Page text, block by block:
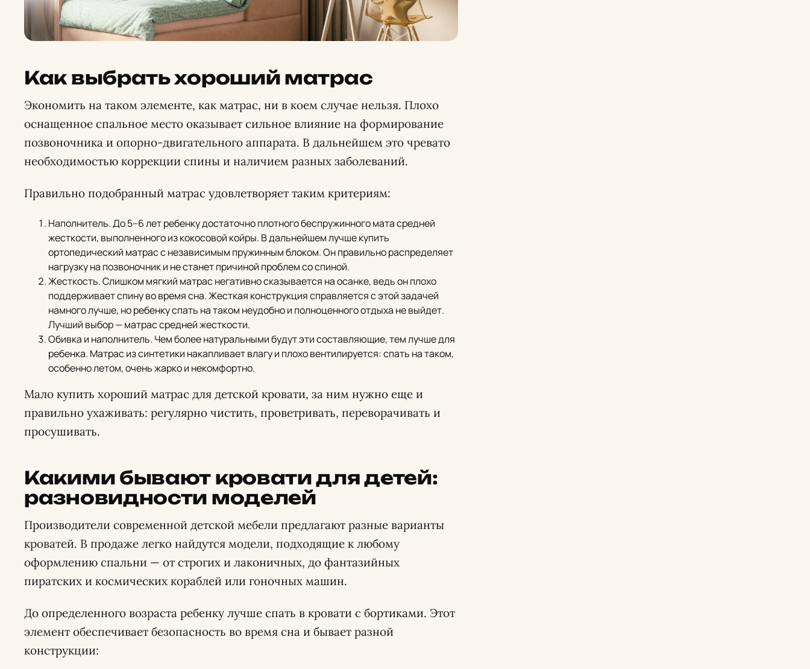
Как выбрать хороший матрас
Экономить на таком элементе, как матрас, ни в коем случае нельзя. Плохо
оснащенное спальное место оказывает сильное влияние на формирование
позвоночника и опорно-двигательного аппарата. В дальнейшем это чревато
необходимостью коррекции спины и наличием разных заболеваний.
Правильно подобранный матрас удовлетворяет таким критериям:
Наполнитель. До 5–6 лет ребенку достаточно плотного беспружинного мата средней
жесткости, выполненного из кокосовой койры. В дальнейшем лучше купить
ортопедический матрас с независимым пружинным блоком. Он правильно распределяет
нагрузку на позвоночник и не станет причиной проблем со спиной.
Жесткость. Слишком мягкий матрас негативно сказывается на осанке, ведь он плохо
поддерживает спину во время сна. Жесткая конструкция справляется с этой задачей
намного лучше, но ребенку спать на таком неудобно и полноценного отдыха не выйдет.
Лучший выбор — матрас средней жесткости.
Обивка и наполнитель. Чем более натуральными будут эти составляющие, тем лучше для
ребенка. Матрас из синтетики накапливает влагу и плохо вентилируется: спать на таком,
особенно летом, очень жарко и некомфортно.
Мало купить хороший матрас для детской кровати, за ним нужно еще и
правильно ухаживать: регулярно чистить, проветривать, переворачивать и
просушивать.
Какими бывают кровати для детей:
разновидности моделей
Производители современной детской мебели предлагают разные варианты
кроватей. В продаже легко найдутся модели, подходящие к любому
оформлению спальни — от строгих и лаконичных, до фантазийных
пиратских и космических кораблей или гоночных машин.
До определенного возраста ребенку лучше спать в кровати с бортиками. Этот
элемент обеспечивает безопасность во время сна и бывает разной
конструкции: